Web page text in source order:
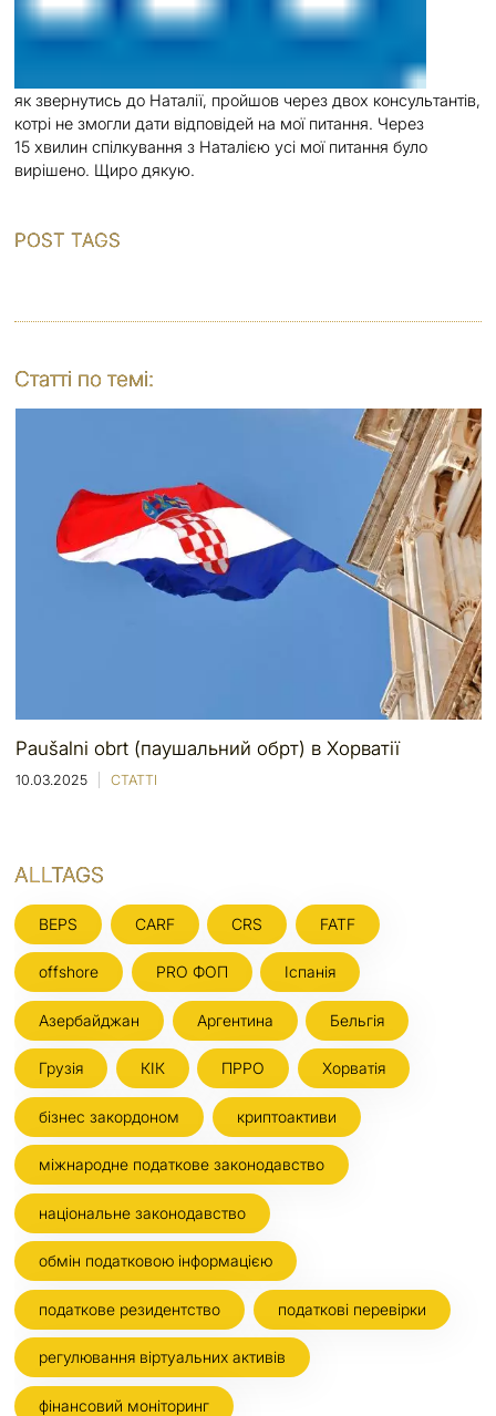
як звернутись до Наталії, пройшов через двох консультантів,
котрі не змогли дати відповідей на мої питання. Через
15 хвилин спілкування з Наталією усі мої питання було
вирішено. Щиро дякую.
POST TAGS
Статті по темі:
Paušalni obrt (паушальний обрт) в Хорватії
10.03.2025 СТАТТІ
ALLTAGS
BEPS CARF CRS FATF
offshore PRO ФОП Іспанія
Азербайджан Аргентина Бельгія
Грузія КІК ПРРО Хорватія
бізнес закордоном криптоактиви
міжнародне податкове законодавство
національне законодавство
обмін податковою інформацією
податкове резидентство податкові перевірки
регулювання віртуальних активів
фінансовий моніторинг